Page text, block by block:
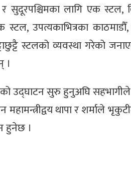
सुदूरपश्चिमका लागि एक
स्टल, उपत्यकाभित्रका
स्टलको व्यवस्था गरेको
।
उद्घाटन सुरु हुनुअघि
महामन्त्रीद्वय थापा र शर्माले
हुनेछ ।